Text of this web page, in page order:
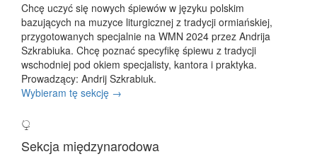
Chcę uczyć się nowych śpiewów w języku polskim
bazujących na muzyce liturgicznej z tradycji ormiańskiej,
przygotowanych specjalnie na WMN 2024 przez Andrija
Szkrabiuka. Chcę poznać specyfikę śpiewu z tradycji
wschodniej pod okiem specjalisty, kantora i praktyka.
Prowadzący: Andrij Szkrabiuk.
Wybieram tę sekcję →
Sekcja międzynarodowa